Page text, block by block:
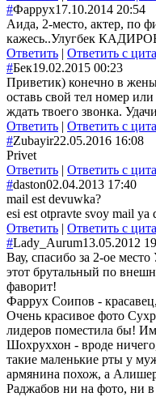
#Фаррух17.10.2014 20:54
Аида, 2-место, актер, по
кажесь..Улугбек
Ответить | Ответить с
#Бек19.02.2015 00:23
Приветик) конечно в
оставь свой тел номер
ждать твоего звонка. Удачи
Ответить | Ответить с
#Zubayir22.05.2016 16:08
Privet
Ответить | Ответить с
#daston02.04.2013 17:40
mail est devuwka?
esi est otpravte svoy mail
Ответить | Ответить с
#Lady_Aurum13.05.2012
Вау, спасибо за 2-ое
этот брутальный по
фаворит!
Фаррух Соипов -
Очень красивое фото
лидеров поместила бы!
Шохруххон - вроде
такие маленькие рты у
армянина похож, а
Раджабов ни на фото, ни